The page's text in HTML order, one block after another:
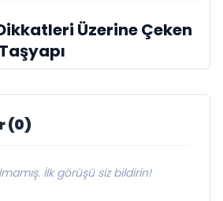
Üzerine Çeken
(0)
İlk görüşü siz bildirin!